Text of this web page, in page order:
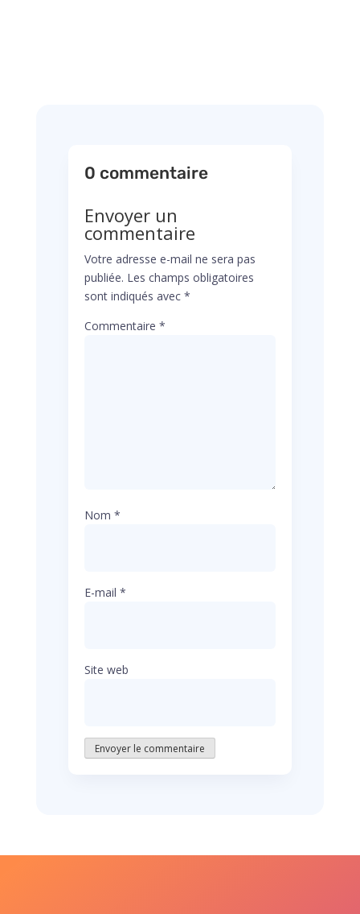
0 commentaire
Envoyer un
commentaire
Votre adresse e-mail ne sera pas
publiée. Les champs obligatoires
sont indiqués avec *
Commentaire *
Nom *
E-mail *
Site web
Envoyer le commentaire